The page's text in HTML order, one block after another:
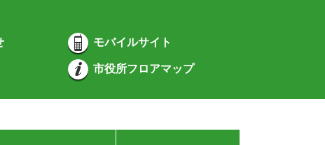
モバイルサイト
市役所フロアマップ